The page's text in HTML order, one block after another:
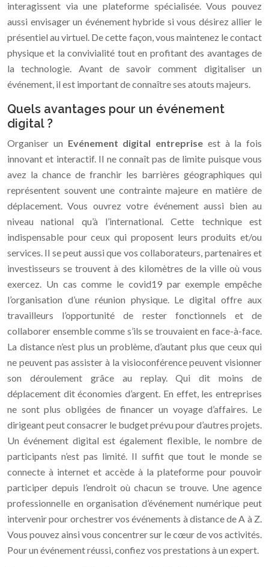
interagissent via une plateforme spécialisée. Vous pouvez
aussi envisager un événement hybride si vous désirez allier le
présentiel au virtuel. De cette façon, vous maintenez le contact
physique et la convivialité tout en profitant des avantages de
la technologie. Avant de savoir comment digitaliser un
événement, il est important de connaître ses atouts majeurs.
Quels avantages pour un événement
digital ?
Organiser un Evénement digital entreprise est à la fois
innovant et interactif. Il ne connaît pas de limite puisque vous
avez la chance de franchir les barrières géographiques qui
représentent souvent une contrainte majeure en matière de
déplacement. Vous ouvrez votre événement aussi bien au
niveau national qu’à l’international. Cette technique est
indispensable pour ceux qui proposent leurs produits et/ou
services. Il se peut aussi que vos collaborateurs, partenaires et
investisseurs se trouvent à des kilomètres de la ville où vous
exercez. Un cas comme le covid19 par exemple empêche
l’organisation d’une réunion physique. Le digital offre aux
travailleurs l’opportunité de rester fonctionnels et de
collaborer ensemble comme s’ils se trouvaient en face-à-face.
La distance n’est plus un problème, d’autant plus que ceux qui
ne peuvent pas assister à la visioconférence peuvent visionner
son déroulement grâce au replay. Qui dit moins de
déplacement dit économies d’argent. En effet, les entreprises
ne sont plus obligées de financer un voyage d’affaires. Le
dirigeant peut consacrer le budget prévu pour d’autres projets.
Un événement digital est également flexible, le nombre de
participants n’est pas limité. Il suffit que tout le monde se
connecte à internet et accède à la plateforme pour pouvoir
participer depuis l’endroit où chacun se trouve. Une agence
professionnelle en organisation d’événement numérique peut
intervenir pour orchestrer vos événements à distance de A à Z.
Vous pouvez ainsi vous concentrer sur le cœur de vos activités.
Pour un événement réussi, confiez vos prestations à un expert.